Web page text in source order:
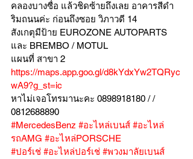
คลองบางซื่อ แล้วชิดซ้ายถึงเลย อาคารสีดำ
ริมถนนค่ะ ก่อนถึงซอย วิภาวดี 14
สังเกตุมีป้าย EUROZONE AUTOPARTS
และ BREMBO / MOTUL
แผนที่ สาขา 2
https://maps.app.goo.gl/d8kYdxYw2TQRyc
wA9?g_st=ic
หาไม่เจอโทรมานะคะ 0898918180 / /
0812688890
#MercedesBenz #อะไหล่เบนส์ #อะไหล่
รถAMG #อะไหล่PORSCHE
#ปอร์เช่ #อะไหล่ปอร์เช่ #พวงมาลัยเบนส์